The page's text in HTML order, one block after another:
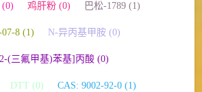
鸡肝粉 (0) 巴松-1789 (1)
07-8 (1) N-异丙基甲胺 (0)
(三氟甲基)苯基]丙酸 (0)
DTT (0) CAS: 9002-92-0 (1)